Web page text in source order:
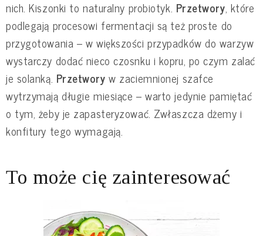
nich. Kiszonki to naturalny probiotyk. Przetwory, które
podlegają procesowi fermentacji są też proste do
przygotowania – w większości przypadków do warzyw
wystarczy dodać nieco czosnku i kopru, po czym zalać
je solanką. Przetwory w zaciemnionej szafce
wytrzymają długie miesiące – warto jedynie pamiętać
o tym, żeby je zapasteryzować. Zwłaszcza dżemy i
konfitury tego wymagają.
To może cię zainteresować